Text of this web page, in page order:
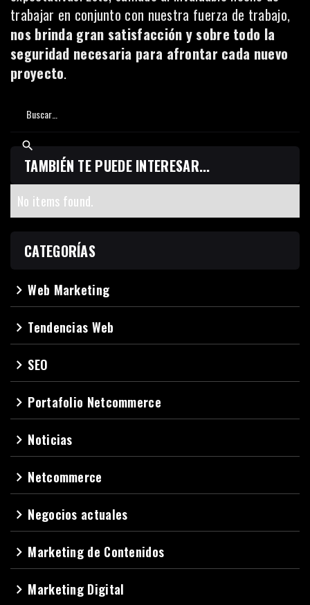
trabajar en conjunto con nuestra fuerza de trabajo,
nos brinda gran satisfacción y sobre todo la
seguridad necesaria para afrontar cada nuevo
proyecto.
TAMBIÉN TE PUEDE INTERESAR...
No items found.
CATEGORÍAS
navigate_nextWeb Marketing
navigate_next Tendencias Web
navigate_next SEO
navigate_next Portafolio Netcommerce
navigate_next Noticias
navigate_next Netcommerce
navigate_next Negocios actuales
navigate_next Marketing de Contenidos
navigate_next Marketing Digital